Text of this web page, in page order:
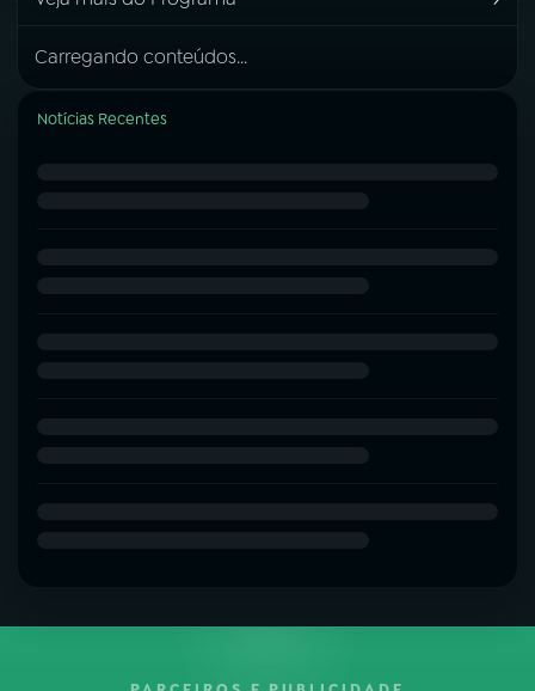
Carregando conteúdos...
Notícias Recentes